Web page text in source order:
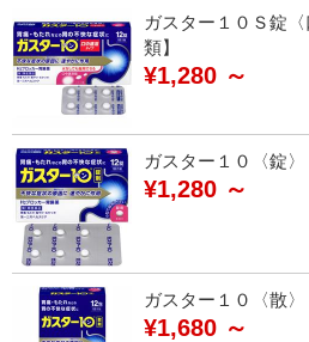
ガスター１０Ｓ錠
類】
¥1,280 ～
ガスター１０〈錠〉
¥1,280 ～
ガスター１０〈散〉
¥1,680 ～